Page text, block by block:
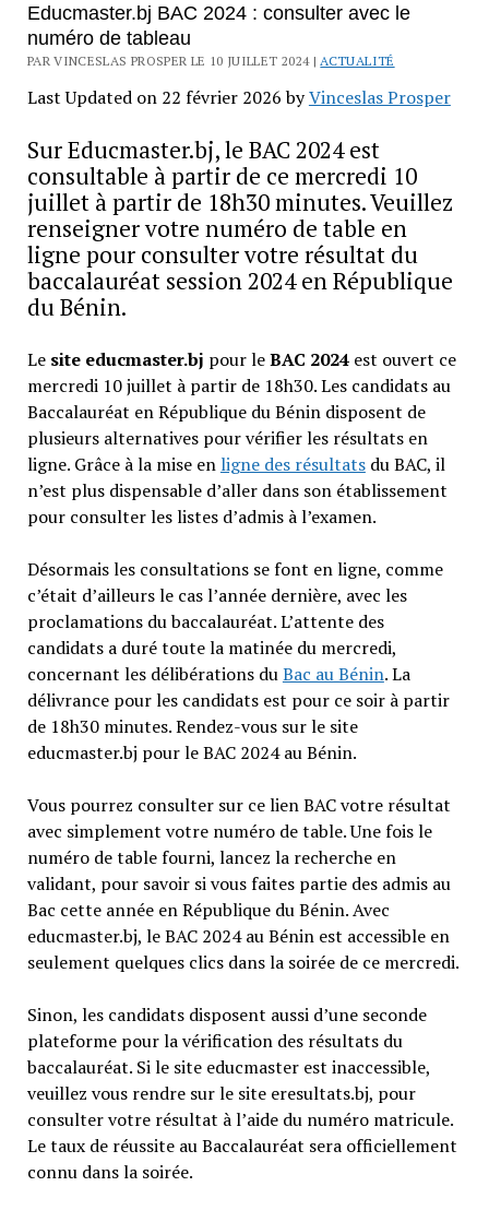
Educmaster.bj BAC 2024 : consulter avec le
numéro de tableau
PAR VINCESLAS PROSPER LE 10 JUILLET 2024 | ACTUALITÉ
Last Updated on 22 février 2026 byVinceslas Prosper
Sur Educmaster.bj, le BAC 2024 est
consultable à partir de ce mercredi 10
juillet à partir de 18h30 minutes. Veuillez
renseigner votre numéro de table en
ligne pour consulter votre résultat du
baccalauréat session 2024 en République
du Bénin.
Lesite educmaster.bj pour leBAC 2024est ouvert ce
mercredi 10 juillet à partir de 18h30. Les candidats au
Baccalauréat en République du Bénin disposent de
plusieurs alternatives pour vérifier les résultats en
ligne. Grâce à la mise en ligne des résultatsdu BAC, il
n’est plus dispensable d’aller dans son établissement
pour consulter les listes d’admis à l’examen.
Désormais les consultations se font en ligne, comme
c’était d’ailleurs le cas l’année dernière, avec les
proclamations du baccalauréat. L’attente des
candidats a duré toute la matinée du mercredi,
concernant les délibérations duBac au Bénin. La
délivrance pour les candidats est pour ce soir à partir
de 18h30 minutes. Rendez-vous sur le site
educmaster.bj pour le BAC 2024 au Bénin.
Vous pourrez consulter sur ce lien BAC votre résultat
avec simplement votre numéro de table. Une fois le
numéro de table fourni, lancez la recherche en
validant, pour savoir si vous faites partie des admis au
Bac cette année en République du Bénin. Avec
educmaster.bj, le BAC 2024 au Bénin est accessible en
seulement quelques clics dans la soirée de ce mercredi.
Sinon, les candidats disposent aussi d’une seconde
plateforme pour la vérification des résultats du
baccalauréat. Si le site educmaster est inaccessible,
veuillez vous rendre sur le site eresultats.bj, pour
consulter votre résultat à l’aide du numéro matricule.
Le taux de réussite au Baccalauréat sera officiellement
connu dans la soirée.